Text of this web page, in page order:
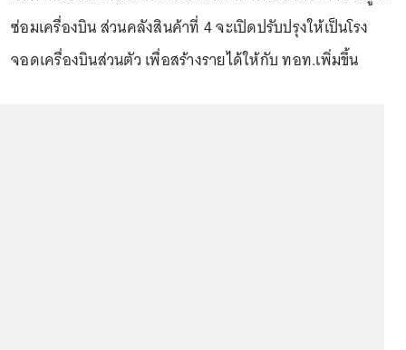
ซ่อมเครื่องบิน ส่วนคลังสินค้าที่ 4 จะเปิดปรับปรุงให้เป็นโรง
จอดเครื่องบินส่วนตัว เพื่อสร้างรายได้ให้กับ ทอท.เพิ่มขึ้น